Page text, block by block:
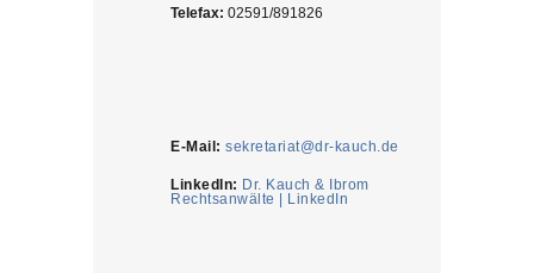
Telefax: 02591/891826
E-Mail: sekretariat@dr-kauch.de
LinkedIn: Dr. Kauch & Ibrom
Rechtsanwälte | LinkedIn